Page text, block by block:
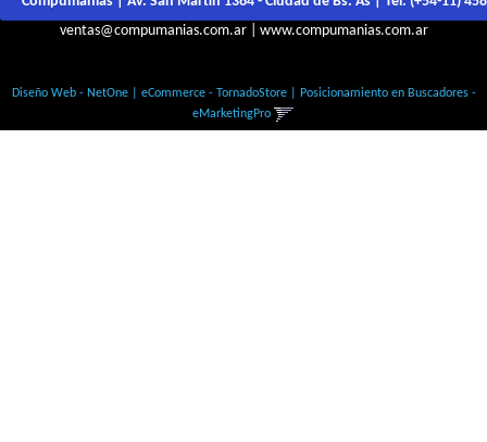
ventas@compumanias.com.ar| www.compumanias.com.ar
Diseño Web - NetOne| eCommerce - TornadoStore| Posicionamiento en Buscadores -
eMarketingPro